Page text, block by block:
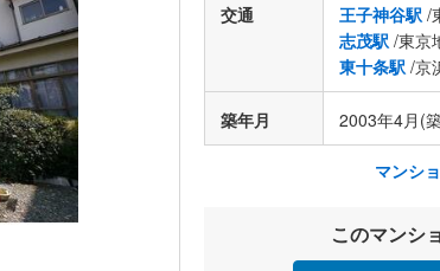
交通 王子神谷駅 /
志茂駅 /東京
東十条駅 /京
築年月 2003年4月(
マンシ
このマンシ